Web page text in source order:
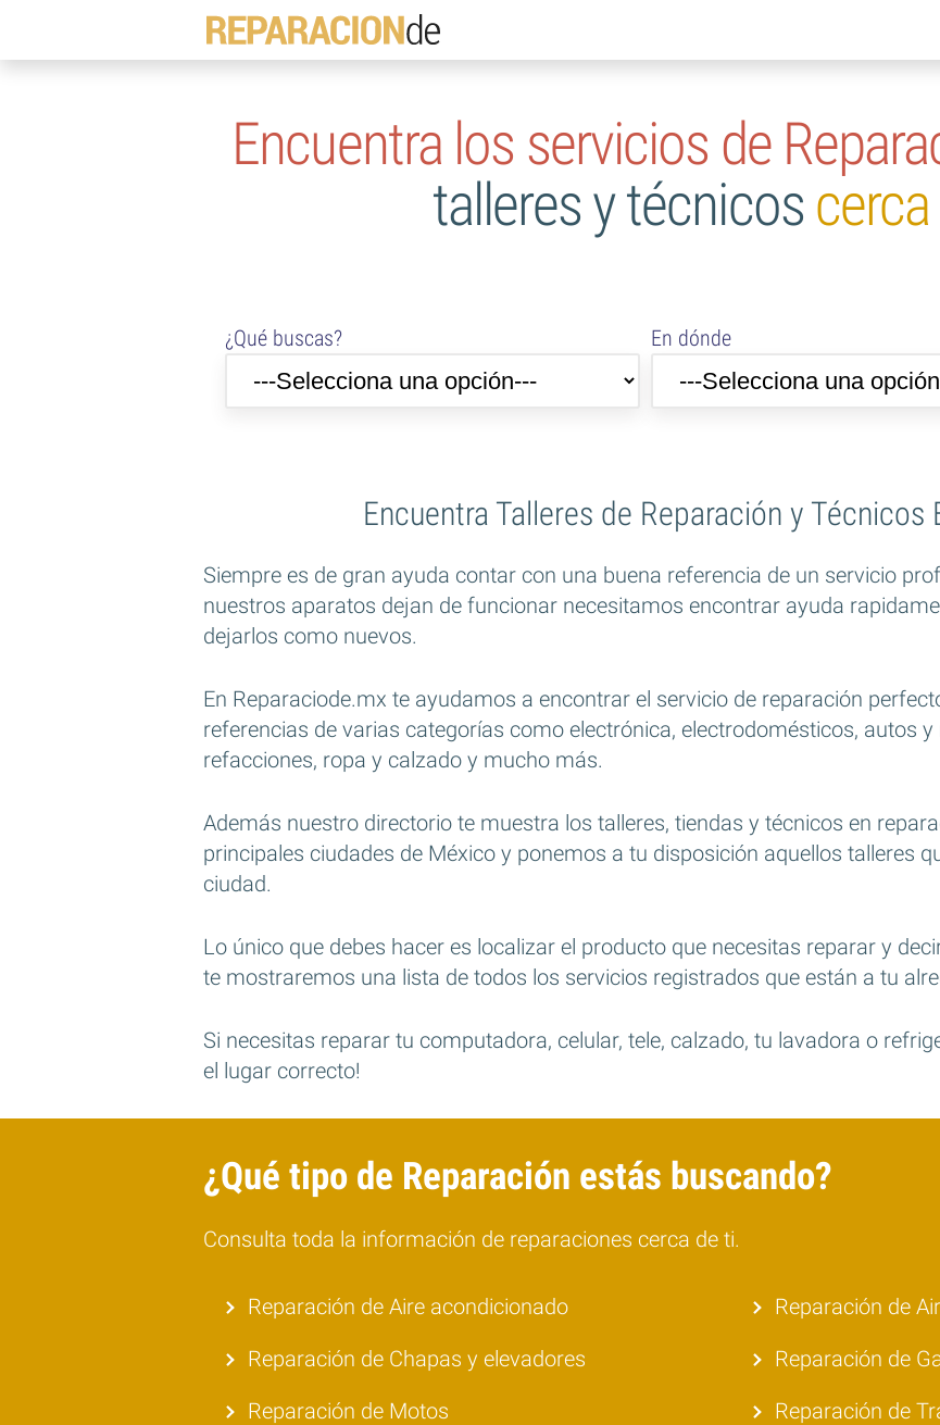
Encuentra los servicios de
talleres y técnicos
¿Qué buscas? En dónde
Encuentra Talleres de Reparación y Técnicos
Siempre es de gran ayuda contar con una buena referencia de un servicio
nuestros aparatos dejan de funcionar necesitamos encontrar ayuda
dejarlos como nuevos.
En Reparaciode.mx te ayudamos a encontrar el servicio de reparación
referencias de varias categorías como electrónica, electrodomésticos, autos
refacciones, ropa y calzado y mucho más.
Además nuestro directorio te muestra los talleres, tiendas y técnicos en
principales ciudades de México y ponemos a tu disposición aquellos talleres
ciudad.
Lo único que debes hacer es localizar el producto que necesitas reparar y
te mostraremos una lista de todos los servicios registrados que están a tu
Si necesitas reparar tu computadora, celular, tele, calzado, tu lavadora o
el lugar correcto!
¿Qué tipo de Reparación estás buscando?
Consulta toda la información de reparaciones cerca de ti.
Reparación de Aire acondicionado
Reparación de
Reparación de Chapas y elevadores
Reparación de
Reparación de Motos
Reparación de